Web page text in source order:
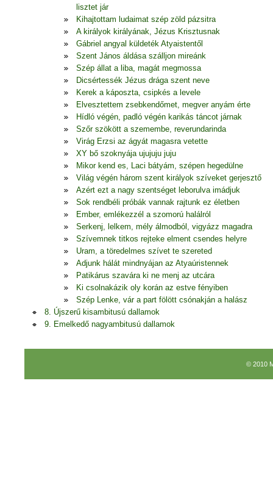
lisztet jár
Kihajtottam ludaimat szép zöld pázsitra
A királyok királyának, Jézus Krisztusnak
Gábriel angyal küldeték Atyaistentől
Szent János áldása szálljon mireánk
Szép állat a liba, magát megmossa
Dicsértessék Jézus drága szent neve
Kerek a káposzta, csipkés a levele
Elvesztettem zsebkendőmet, megver anyám érte
Hídló végén, padló végén karikás táncot járnak
Szőr szökött a szemembe, reverundarinda
Virág Erzsi az ágyát magasra vetette
XY bő szoknyája ujujuju juju
Mikor kend es, Laci bátyám, szépen hegedülne
Világ végén három szent királyok szíveket gerjesztő
Azért ezt a nagy szentséget leborulva imádjuk
Sok rendbéli próbák vannak rajtunk ez életben
Ember, emlékezzél a szomorú halálról
Serkenj, lelkem, mély álmodból, vigyázz magadra
Szívemnek titkos rejteke elment csendes helyre
Uram, a töredelmes szívet te szereted
Adjunk hálát mindnyájan az Atyaúristennek
Patikárus szavára ki ne menj az utcára
Ki csolnakázik oly korán az estve fényiben
Szép Lenke, vár a part fölött csónakján a halász
8. Újszerű kisambitusú dallamok
9. Emelkedő nagyambitusú dallamok
© 2010